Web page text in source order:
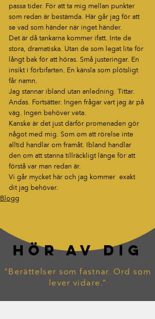
passa tider. För att ta mig mellan punkter
som redan är bestämda. Här går jag för att
se vad som händer när inget händer.
Det är då tankarna kommer ifatt. Inte de
stora, dramatiska. Utan de som legat lite för
långt bak för att höras. Små justeringar. En
insikt i förbifarten. En känsla som plötsligt
får namn.
Jag stannar ibland utan anledning. Tittar.
Andas. Fortsätter. Ingen frågar vart jag är på
väg. Ingen behöver veta.
Kanske är det just därför promenaden gör
något med mig. Som om att rörelse inte
alltid handlar om framåt. Ibland handlar
den om att stanna tillräckligt länge för att
förstå var man redan är.
Vi går mycket här och jag kommer  exakt
dit jag behöver.
Blogg
HÖR AV DIG
“Berättelser som fastnar. Ord som
lever vidare.”